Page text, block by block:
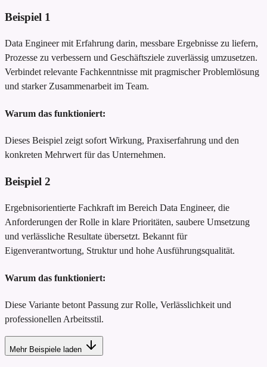
Beispiel 1
Data Engineer mit Erfahrung darin, messbare Ergebnisse zu liefern,
Prozesse zu verbessern und Geschäftsziele zuverlässig umzusetzen.
Verbindet relevante Fachkenntnisse mit pragmischer Problemlösung
und starker Zusammenarbeit im Team.
Warum das funktioniert:
Dieses Beispiel zeigt sofort Wirkung, Praxiserfahrung und den
konkreten Mehrwert für das Unternehmen.
Beispiel 2
Ergebnisorientierte Fachkraft im Bereich Data Engineer, die
Anforderungen der Rolle in klare Prioritäten, saubere Umsetzung
und verlässliche Resultate übersetzt. Bekannt für
Eigenverantwortung, Struktur und hohe Ausführungsqualität.
Warum das funktioniert:
Diese Variante betont Passung zur Rolle, Verlässlichkeit und
professionellen Arbeitsstil.
Mehr Beispiele laden